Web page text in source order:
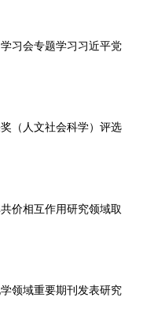
习会专题学习习近平党
（人文社会科学）评选
价相互作用研究领域取
领域重要期刊发表研究